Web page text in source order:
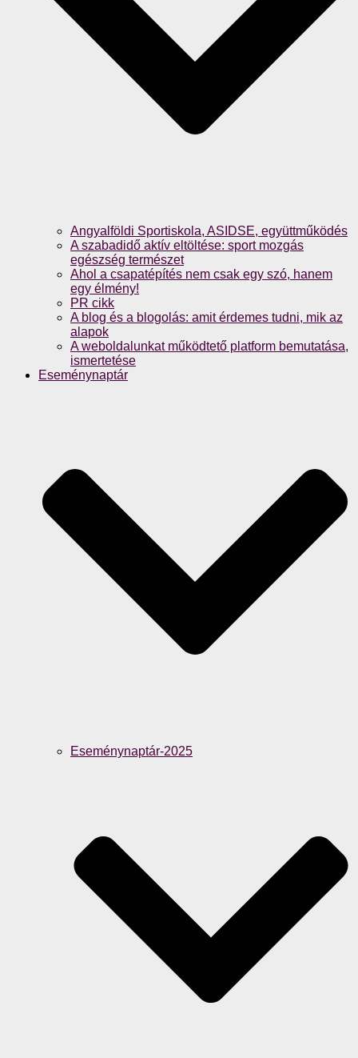
Angyalföldi Sportiskola, ASIDSE, együttműködés
A szabadidő aktív eltöltése: sport mozgás
egészség természet
Ahol a csapatépítés nem csak egy szó, hanem
egy élmény!
PR cikk
A blog és a blogolás: amit érdemes tudni, mik az
alapok
A weboldalunkat működtető platform bemutatása,
ismertetése
Eseménynaptár
Eseménynaptár-2025